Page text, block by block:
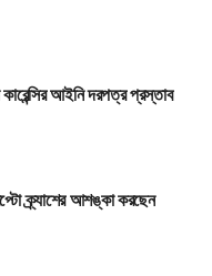
কারেন্সির আইনি দরপত্র প্রস্তাব
ক্র্যাশের আশঙ্কা করছেন